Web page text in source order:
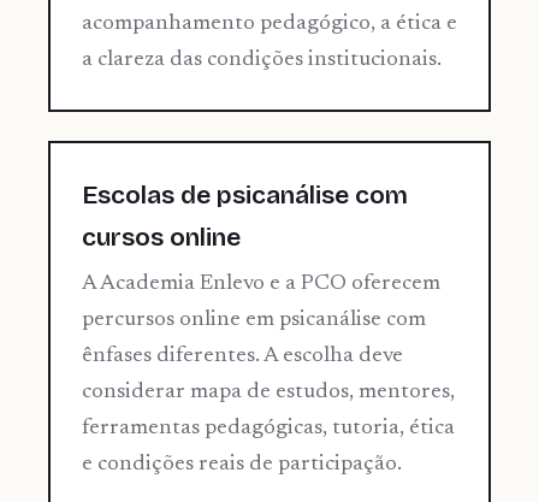
acompanhamento pedagógico, a ética e
a clareza das condições institucionais.
Escolas de psicanálise com
cursos online
A Academia Enlevo e a PCO oferecem
percursos online em psicanálise com
ênfases diferentes. A escolha deve
considerar mapa de estudos, mentores,
ferramentas pedagógicas, tutoria, ética
e condições reais de participação.